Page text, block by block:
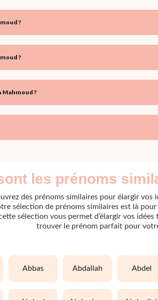
?
?
?
les prénoms
des prénoms similaires pour élargir
sélection de prénoms similaires est là
sélection vous permet d’élargir vos
trouver le prénom parfait pour
abbas abdallah abdel